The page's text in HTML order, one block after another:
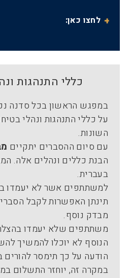
לחצו כאן:
כללי התנהגות
במפגש הראשון בכל סדנה
על כללי התנהגות ונהלי
השונות.
עם סיום ההסברים יתקיים
הבנת כללים ונהלים אלה.
בעברית.
למשתתפים אשר לא יעמדו
תינתן האפשרות לקבל
מבדק נוסף.
משתתפים שלא יעמדו
הנוסף לא יוכלו להמשיך
הודעה על כך תימסר להורים
במקרה זה, יוחזר התשלום